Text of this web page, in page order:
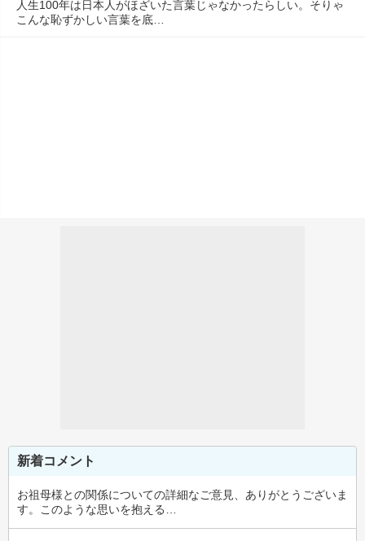
人生100年は日本人がほざいた言葉じゃなかったらしい。そりゃ
こんな恥ずかしい言葉を底…
新着コメント
お祖母様との関係についての詳細なご意見、ありがとうございま
す。このような思いを抱える…